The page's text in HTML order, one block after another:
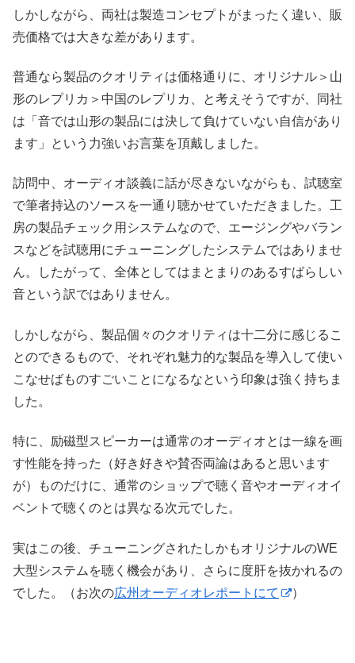
しかしながら、両社は製造コンセプトがまったく違い、販
売価格では大きな差があります。
普通なら製品のクオリティは価格通りに、オリジナル＞山
形のレプリカ＞中国のレプリカ、と考えそうですが、同社
は「音では山形の製品には決して負けていない自信があり
ます」という力強いお言葉を頂戴しました。
訪問中、オーディオ談義に話が尽きないながらも、試聴室
で筆者持込のソースを一通り聴かせていただきました。工
房の製品チェック用システムなので、エージングやバラン
スなどを試聴用にチューニングしたシステムではありませ
ん。したがって、全体としてはまとまりのあるすばらしい
音という訳ではありません。
しかしながら、製品個々のクオリティは十二分に感じるこ
とのできるもので、それぞれ魅力的な製品を導入して使い
こなせばものすごいことになるなという印象は強く持ちま
した。
特に、励磁型スピーカーは通常のオーディオとは一線を画
す性能を持った（好き好きや賛否両論はあると思います
が）ものだけに、通常のショップで聴く音やオーディオイ
ベントで聴くのとは異なる次元でした。
実はこの後、チューニングされたしかもオリジナルのWE
大型システムを聴く機会があり、さらに度肝を抜かれるの
でした。（お次の広州オーディオレポートにて ）